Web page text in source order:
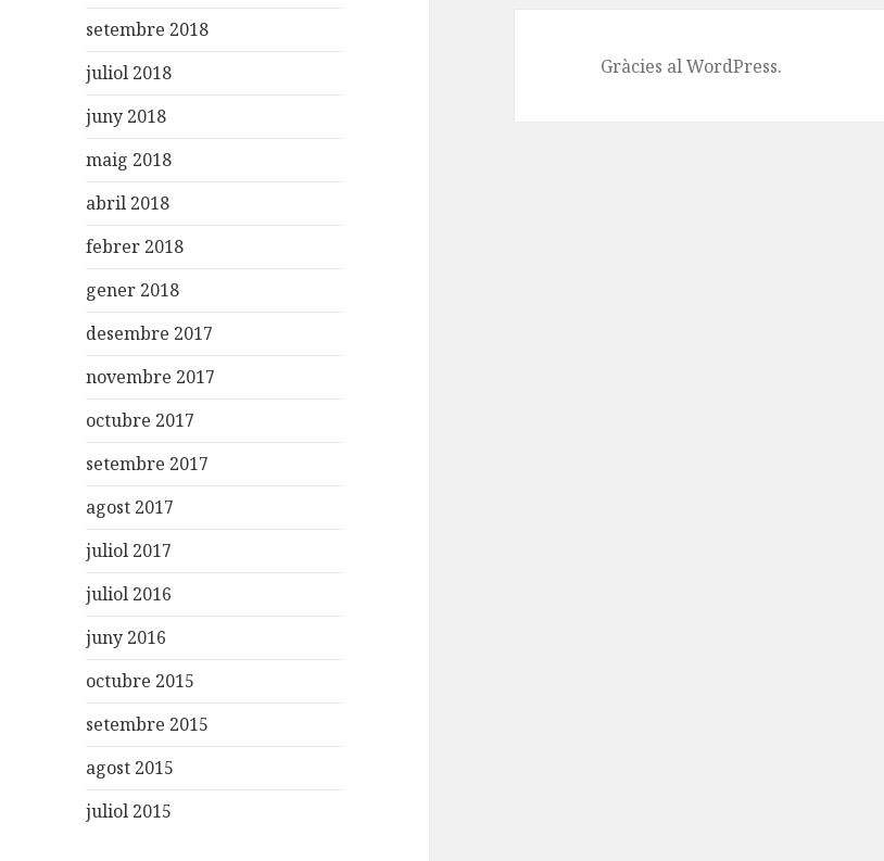
setembre 2018
juliol 2018
juny 2018
maig 2018
abril 2018
febrer 2018
gener 2018
desembre 2017
novembre 2017
octubre 2017
setembre 2017
agost 2017
juliol 2017
juliol 2016
juny 2016
octubre 2015
setembre 2015
agost 2015
juliol 2015
Gràcies al WordPress.